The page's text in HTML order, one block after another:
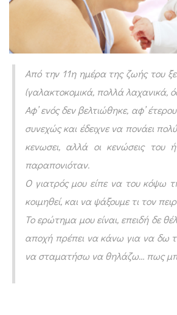
σ
ό
ς
ά
Από την 11η ημέρα της ζωής του
(γαλακτοκομικά, πολλά λαχανικά,
Αφ’ ενός δεν βελτιώθηκε, αφ’
συνεχώς και έδειχνε να πονάει
κενωσει, αλλά οι κενώσεις του
παραπονιόταν.
Ο γιατρός μου είπε να του κόψω
κοιμηθεί, και να ψάξουμε τι τον
Το ερώτημα μου είναι, επειδή δε
αποχή πρέπει να κάνω για να δω
να σταματήσω να θηλάζω… πως